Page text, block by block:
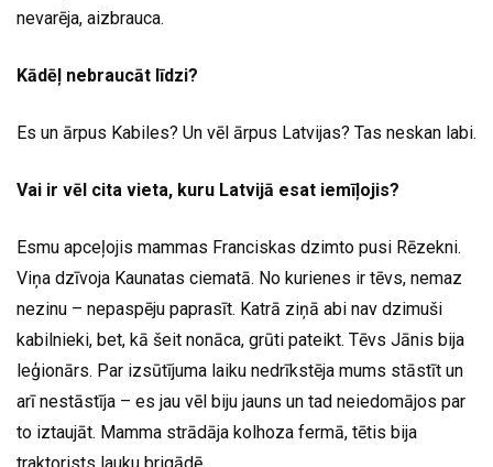
nevarēja, aizbrauca.
Kādēļ nebraucāt līdzi?
Es un ārpus Kabiles? Un vēl ārpus Latvijas? Tas neskan labi.
Vai ir vēl cita vieta, kuru Latvijā esat iemīļojis?
Esmu apceļojis mammas Franciskas dzimto pusi Rēzekni.
Viņa dzīvoja Kaunatas ciematā. No kurienes ir tēvs, nemaz
nezinu – nepaspēju paprasīt. Katrā ziņā abi nav dzimuši
kabilnieki, bet, kā šeit nonāca, grūti pateikt. Tēvs Jānis bija
leģionārs. Par izsūtījuma laiku nedrīkstēja mums stāstīt un
arī nestāstīja – es jau vēl biju jauns un tad neiedomājos par
to iztaujāt. Mamma strādāja kolhoza fermā, tētis bija